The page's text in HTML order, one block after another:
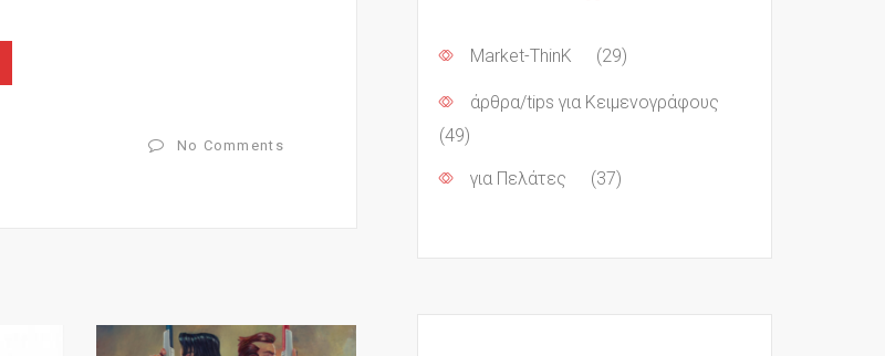
No Comments
Market-ThinK (29)
άρθρα/tips για Κειμενογράφους
(49)
για Πελάτες (37)